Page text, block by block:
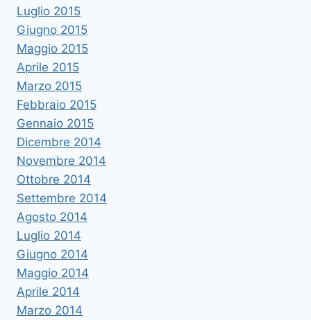
Luglio 2015
Giugno 2015
Maggio 2015
Aprile 2015
Marzo 2015
Febbraio 2015
Gennaio 2015
Dicembre 2014
Novembre 2014
Ottobre 2014
Settembre 2014
Agosto 2014
Luglio 2014
Giugno 2014
Maggio 2014
Aprile 2014
Marzo 2014